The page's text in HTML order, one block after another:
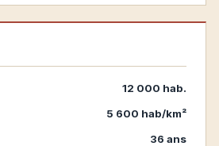
12 000 hab.
5 600 hab/km²
36 ans